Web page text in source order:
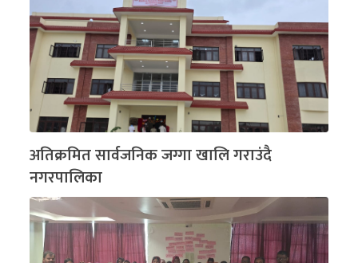
अतिक्रमित सार्वजनिक जग्गा खालि गराउंदै
नगरपालिका